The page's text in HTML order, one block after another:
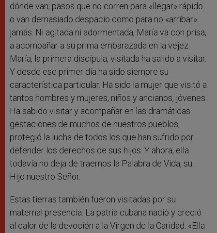
dónde van; pasos que no corren para «llegar» rápido
o van demasiado despacio como para no «arribar»
jamás. Ni agitada ni adormentada, María va con prisa,
a acompañar a su prima embarazada en la vejez.
María, la primera discípula, visitada ha salido a visitar.
Y desde ese primer día ha sido siempre su
característica particular. Ha sido la mujer que visitó a
tantos hombres y mujeres, niños y ancianos, jóvenes.
Ha sabido visitar y acompañar en las dramáticas
gestaciones de muchos de nuestros pueblos;
protegió la lucha de todos los que han sufrido por
defender los derechos de sus hijos. Y ahora, ella
todavía no deja de traernos la Palabra de Vida, su
Hijo nuestro Señor.
Estas tierras también fueron visitadas por su
maternal presencia. La patria cubana nació y creció
al calor de la devoción a la Virgen de la Caridad. «Ella